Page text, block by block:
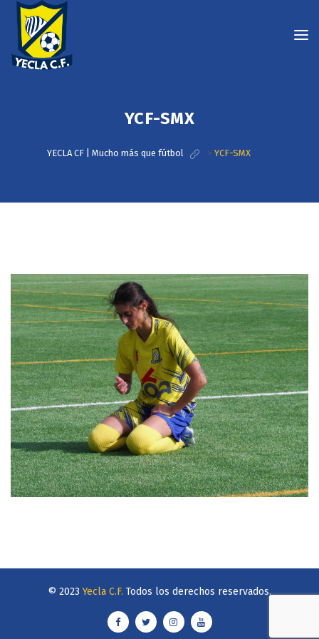
YCF-SMX
YECLA CF | Mucho más que fútbol > YCF-SMX
© 2023Yecla C.F. Todos los derechos reservados.